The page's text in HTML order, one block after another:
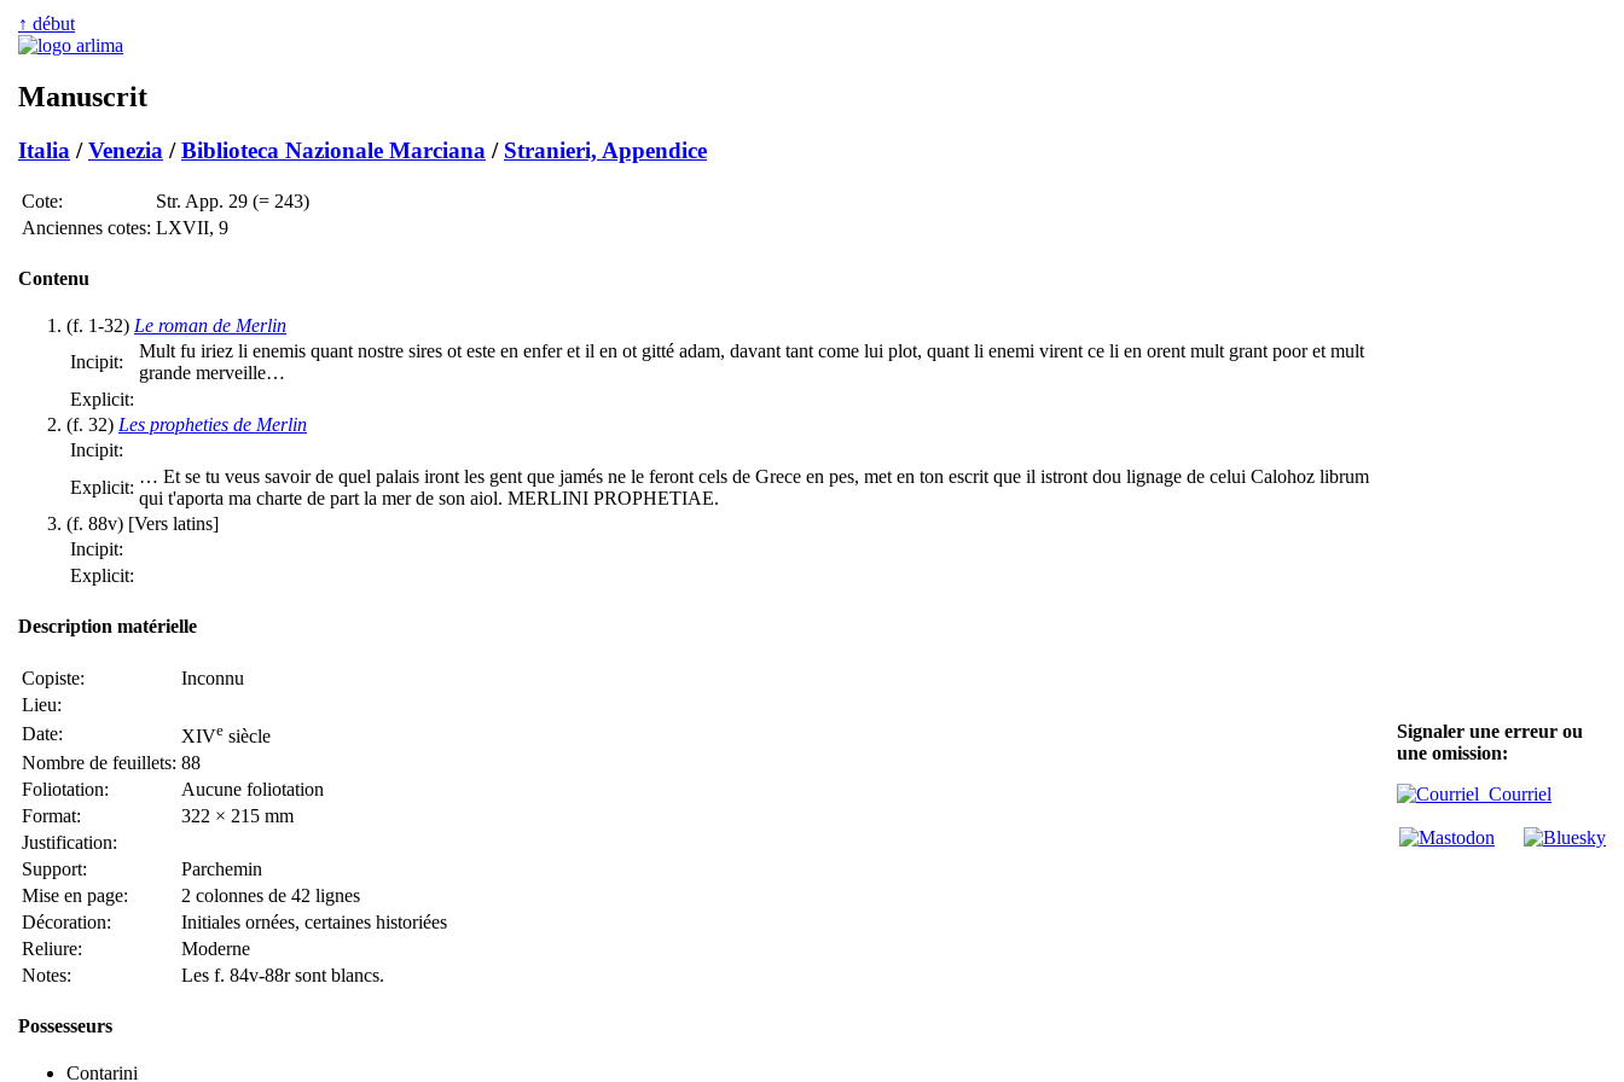
↑ début
Manuscrit
Italia /Venezia /Biblioteca Nazionale Marciana / Stranieri, Appendice
Cote:
Str. App. 29 (= 243)
Anciennes cotes: LXVII, 9
Contenu
(f. 1-32) Le roman de Merlin
Incipit:
Mult fu iriez li enemis quant nostre sires ot este en enfer et il en ot gitté adam, davant tant come lui plot, quant li enemi virent ce li en orent mult grant poor et mult
grande merveille…
Explicit:
(f. 32) Les propheties de Merlin
Incipit:
Explicit:
… Et se tu veus savoir de quel palais iront les gent que jamés ne le feront cels de Grece en pes, met en ton escrit que il istront dou lignage de celui Calohoz librum
qui t'aporta ma charte de part la mer de son aiol. MERLINI PROPHETIAE.
(f. 88v) [Vers latins]
Incipit:
Explicit:
Description matérielle
Copiste:
Inconnu
Lieu:
Date:
XIVe siècle
Nombre de feuillets: 88
Foliotation:
Aucune foliotation
Format:
322 × 215 mm
Justification:
Support:
Parchemin
Mise en page:
2 colonnes de 42 lignes
Décoration:
Initiales ornées, certaines historiées
Reliure:
Moderne
Notes:
Les f. 84v-88r sont blancs.
Possesseurs
Contarini
Signaler une erreur ou
une omission:
Courriel